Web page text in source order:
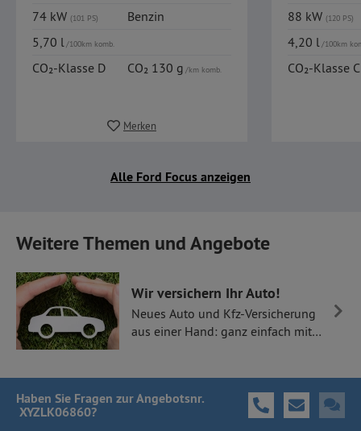
74 kW (101 PS)
Benzin
5,70 l/100km komb.
CO₂-Klasse D CO₂ 130 g/km komb.
Merken
88 kW (120 PS)
4,20 l/100km
CO₂-Klasse C
Alle Ford Focus anzeigen
Weitere Themen und Angebote
Wir versichern Ihr Auto!
Neues Auto und Kfz-Versicherung
aus einer Hand: ganz einfach mit
Haben Sie Fragen zur Angebotsnr.
XYZLK06860?